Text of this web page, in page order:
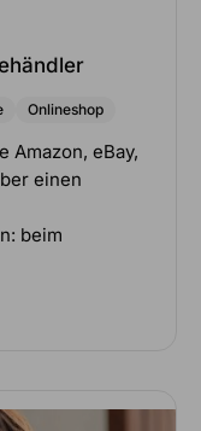
Onlineshop
Amazon, eBay,
einen
beim